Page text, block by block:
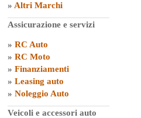
» Altri Marchi
Assicurazione e servizi
» RC Auto
» RC Moto
» Finanziamenti
» Leasing auto
» Noleggio Auto
Veicoli e accessori auto